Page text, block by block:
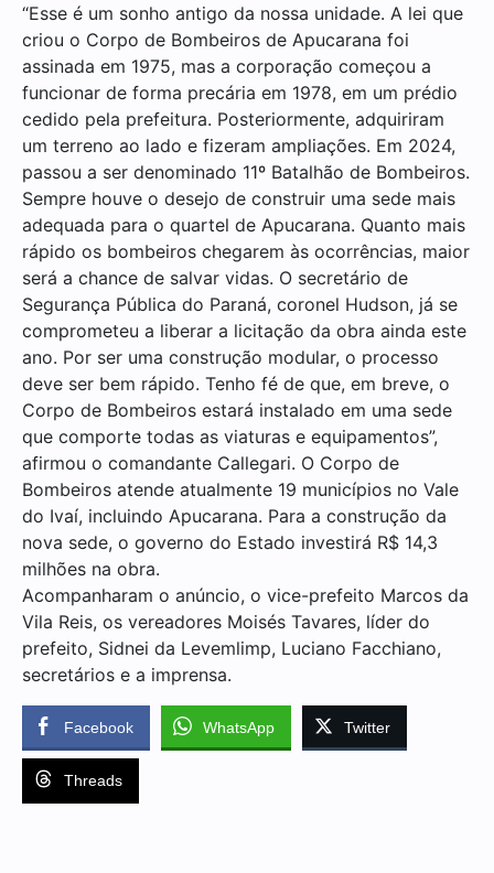
“Esse é um sonho antigo da nossa unidade. A lei que
criou o Corpo de Bombeiros de Apucarana foi
assinada em 1975, mas a corporação começou a
funcionar de forma precária em 1978, em um prédio
cedido pela prefeitura. Posteriormente, adquiriram
um terreno ao lado e fizeram ampliações. Em 2024,
passou a ser denominado 11º Batalhão de Bombeiros.
Sempre houve o desejo de construir uma sede mais
adequada para o quartel de Apucarana. Quanto mais
rápido os bombeiros chegarem às ocorrências, maior
será a chance de salvar vidas. O secretário de
Segurança Pública do Paraná, coronel Hudson, já se
comprometeu a liberar a licitação da obra ainda este
ano. Por ser uma construção modular, o processo
deve ser bem rápido. Tenho fé de que, em breve, o
Corpo de Bombeiros estará instalado em uma sede
que comporte todas as viaturas e equipamentos”,
afirmou o comandante Callegari. O Corpo de
Bombeiros atende atualmente 19 municípios no Vale
do Ivaí, incluindo Apucarana. Para a construção da
nova sede, o governo do Estado investirá R$ 14,3
milhões na obra.
Acompanharam o anúncio, o vice-prefeito Marcos da
Vila Reis, os vereadores Moisés Tavares, líder do
prefeito, Sidnei da Levemlimp, Luciano Facchiano,
secretários e a imprensa.
Facebook WhatsApp Twitter
Threads